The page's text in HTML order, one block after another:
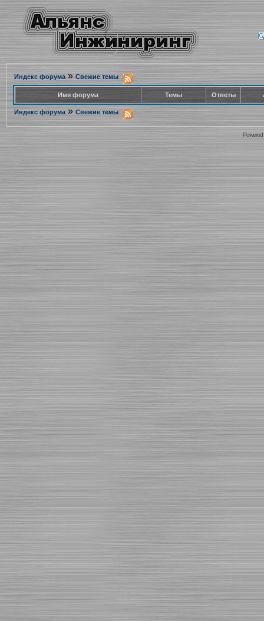
Индекс форума» Свежие темы
Имя форума Темы Ответы
Индекс форума » Свежие темы